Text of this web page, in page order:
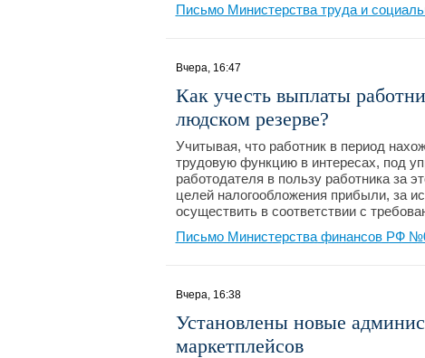
Письмо Министерства труда и
Вчера, 16:47
Как учесть выплаты
людском резерве?
Учитывая, что работник в период
трудовую функцию в интересах, под
работодателя в пользу работника за
целей налогообложения прибыли, за
осуществить в соответствии с
Письмо Министерства финансов РФ
Вчера, 16:38
Установлены новые
маркетплейсов